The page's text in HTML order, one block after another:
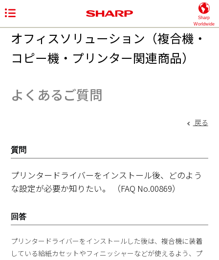
Sharp
Worldwide
オフィスソリューション（複合機・
コピー機・プリンター関連商品）
よくあるご質問
戻る
質問
プリンタードライバーをインストール後、どのよう
な設定が必要か知りたい。
（FAQ No.00869）
回答
プリンタードライバーをインストールした後は、複合機に装着
している給紙カセットやフィニッシャーなどが使えるよう、プ